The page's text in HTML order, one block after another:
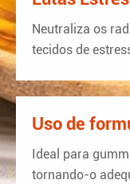
Neutraliza os
tecidos de
Uso de
Ideal para
tornando-o